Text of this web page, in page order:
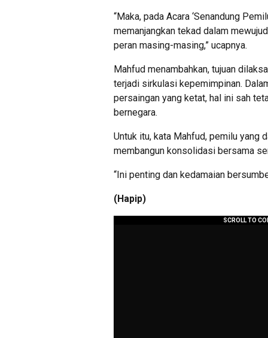
“Maka, pada Acara ‘Senandung
memanjangkan tekad dalam
peran masing-masing,” ucapnya.
Mahfud menambahkan, tujuan
terjadi sirkulasi kepemimpinan.
persaingan yang ketat, hal ini sah
bernegara.
Untuk itu, kata Mahfud, pemilu yang
membangun konsolidasi bersama
“Ini penting dan kedamaian
(Hapip)